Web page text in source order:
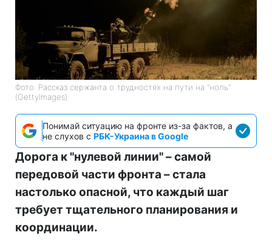
Фото: Рассказ сержанта о трудностях на пути на "ноль"
(GettyImages)
Понимай ситуацию на фронте из-за фактов, а
не слухов с РБК-Украина в Google
Дорога к "нулевой линии" – самой
передовой части фронта – стала
настолько опасной, что каждый шаг
требует тщательного планирования и
координации.